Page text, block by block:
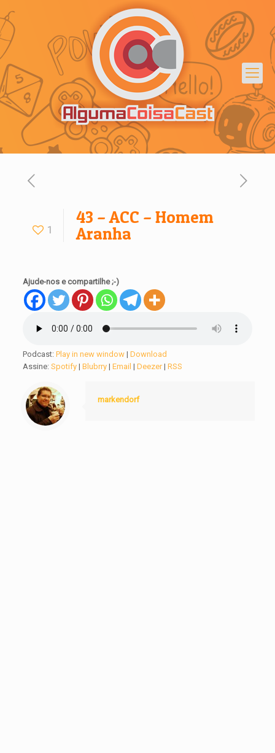
1
43 – ACC – Homem
Aranha
Ajude-nos e compartilhe ;-)
Podcast:Play in new window |Download
Assine:Spotify |Blubrry |Email |Deezer|RSS
markendorf